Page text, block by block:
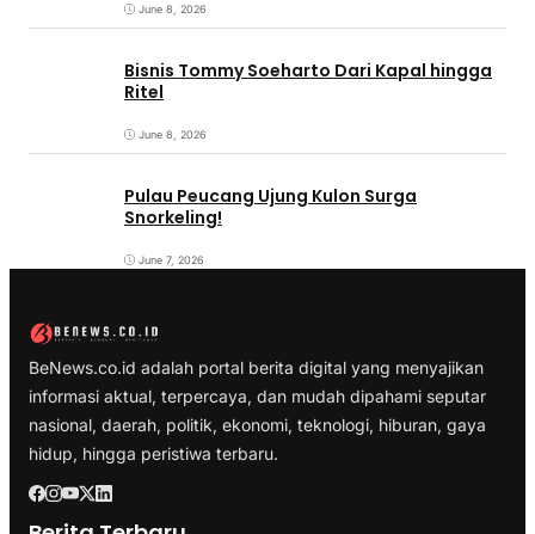
June 8, 2026
Bisnis Tommy Soeharto Dari Kapal hingga
Ritel
June 8, 2026
Pulau Peucang Ujung Kulon Surga
Snorkeling!
June 7, 2026
BeNews.co.id adalah portal berita digital yang menyajikan
informasi aktual, terpercaya, dan mudah dipahami seputar
nasional, daerah, politik, ekonomi, teknologi, hiburan, gaya
hidup, hingga peristiwa terbaru.